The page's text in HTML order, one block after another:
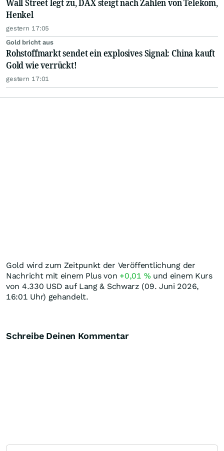
Wall Street legt zu, DAX steigt nach Zahlen von Telekom,
Henkel
gestern 17:05
Gold bricht aus
Rohstoffmarkt sendet ein explosives Signal: China kauft
Gold wie verrückt!
gestern 17:01
Gold wird zum Zeitpunkt der Veröffentlichung der
Nachricht mit einem Plus von +0,01 % und einem Kurs
von 4.330 USD auf Lang & Schwarz (09. Juni 2026,
16:01 Uhr) gehandelt.
Schreibe Deinen Kommentar